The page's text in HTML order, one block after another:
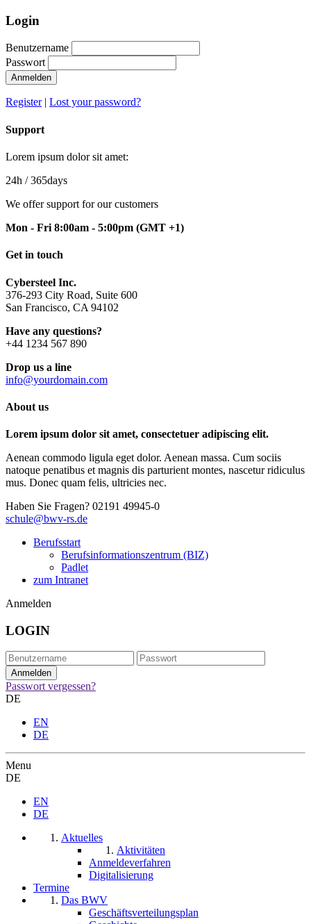
Login
Benutzername
Passwort
Anmelden
Register| Lost your password?
Support
Lorem ipsum dolor sit amet:
24h / 365days
We offer support for our customers
Mon - Fri 8:00am - 5:00pm (GMT +1)
Get in touch
Cybersteel Inc.
376-293 City Road, Suite 600
San Francisco, CA 94102
Have any questions?
+44 1234 567 890
Drop us a line
info@yourdomain.com
About us
Lorem ipsum dolor sit amet, consectetuer adipiscing elit.
Aenean commodo ligula eget dolor. Aenean massa. Cum sociis
natoque penatibus et magnis dis parturient montes, nascetur ridiculus
mus. Donec quam felis, ultricies nec.
Haben Sie Fragen? 02191 49945-0
schule@bwv-rs.de
Berufsstart
Berufsinformationszentrum (BIZ)
Padlet
zum Intranet
Anmelden
LOGIN
Passwort vergessen?
DE
EN
DE
Menu
DE
EN
DE
Aktuelles
Aktivitäten
Anmeldeverfahren
Digitalisierung
Termine
Das BWV
Geschäftsverteilungsplan